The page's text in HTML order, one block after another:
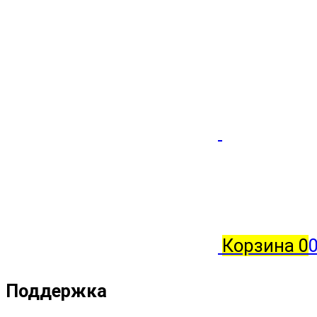
Корзина 0
Поддержка